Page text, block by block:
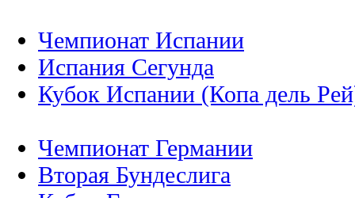
Чемпионат Испании
Испания Сегунда
Кубок Испании (Копа дель
Чемпионат Германии
Вторая Бундеслига